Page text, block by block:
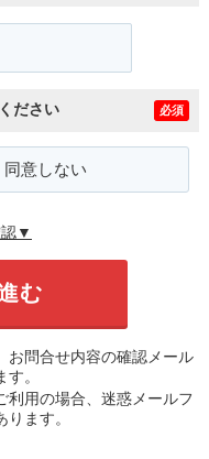
ださい 必須
同意しない
認▼
問合せ内容の確認メール
。
用の場合、迷惑メールフ
ます。